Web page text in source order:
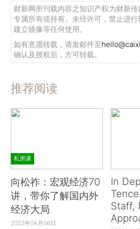
财新网所刊载内容之知识产权为财新
专属所有或持有。未经许可，禁止进
建立镜像等任何使用。
如有意愿转载，请发邮件至
确认及授权后，方可转载。
推荐阅读
私房课
向松祚：宏观经济70
讲，带你了解国内外
经济大局
2022年04月06日
In
Staff,